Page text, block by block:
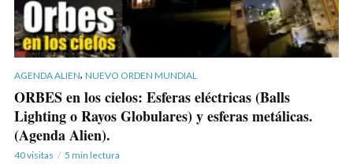
AGENDA ALIEN, NUEVO ORDEN MUNDIAL
ORBES en los cielos: Esferas eléctricas (Balls
Lighting o Rayos Globulares) y esferas metálicas.
(Agenda Alien).
40 visitas 5 min lectura